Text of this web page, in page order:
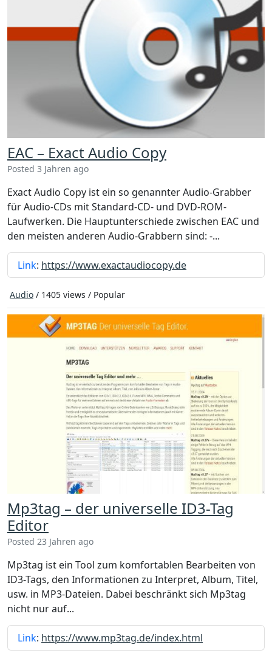
EAC – Exact Audio Copy
Posted 3 Jahren ago
Exact Audio Copy ist ein so genannter Audio-Grabber
für Audio-CDs mit Standard-CD- und DVD-ROM-
Laufwerken. Die Hauptunterschiede zwischen EAC und
den meisten anderen Audio-Grabbern sind: -...
Link: https://www.exactaudiocopy.de
Audio / 1405 views / Popular
Mp3tag – der universelle ID3-Tag
Editor
Posted 23 Jahren ago
Mp3tag ist ein Tool zum komfortablen Bearbeiten von
ID3-Tags, den Informationen zu Interpret, Album, Titel,
usw. in MP3-Dateien. Dabei beschränkt sich Mp3tag
nicht nur auf...
Link: https://www.mp3tag.de/index.html